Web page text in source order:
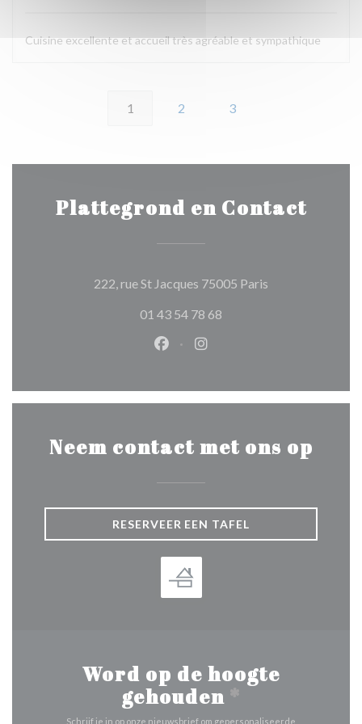
Cuisine excellente et accueil très agréable et sympathique
1 2 3
Plattegrond en Contact
222, rue St Jacques 75005 Paris
01 43 54 78 68
Facebook ((opent in een nieuw
Instagram ((opent in een
Neem contact met ons op
RESERVEER EEN TAFEL
Word op de hoogte
gehouden *
Schrijf je in op onze nieuwsbrief om gepersonaliseerde